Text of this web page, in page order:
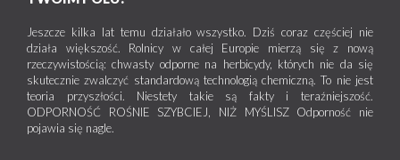
Jeszcze kilka lat temu działało wszystko. Dziś coraz częściej nie
działa większość. Rolnicy w całej Europie mierzą się z nową
rzeczywistością: chwasty odporne na herbicydy, których nie da się
skutecznie zwalczyć standardową technologią chemiczną. To nie jest
teoria przyszłości. Niestety takie są fakty i teraźniejszość.
ODPORNOŚĆ ROŚNIE SZYBCIEJ, NIŻ MYŚLISZ Odporność nie
pojawia się nagle.